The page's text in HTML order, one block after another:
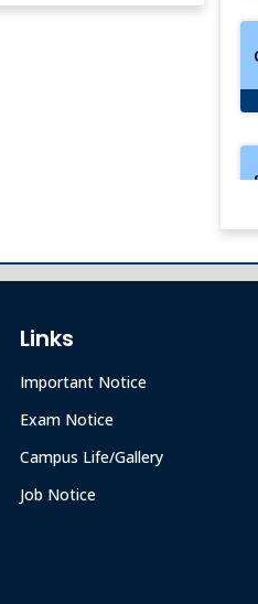
Links
Important Notice
Exam Notice
Campus Life/Gallery
Job Notice